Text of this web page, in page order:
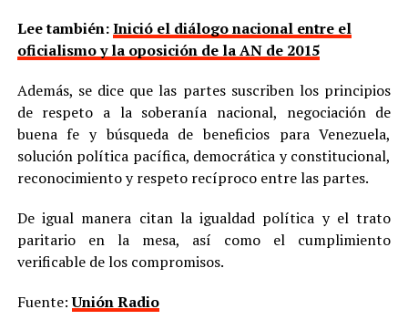
Lee también:Inició el diálogo nacional entre el
oficialismo y la oposición de la AN de 2015
Además, se dice que las partes suscriben los principios
de respeto a la soberanía nacional, negociación de
buena fe y búsqueda de beneficios para Venezuela,
solución política pacífica, democrática y constitucional,
reconocimiento y respeto recíproco entre las partes.
De igual manera citan la igualdad política y el trato
paritario en la mesa, así como el cumplimiento
verificable de los compromisos.
Fuente:Unión Radio